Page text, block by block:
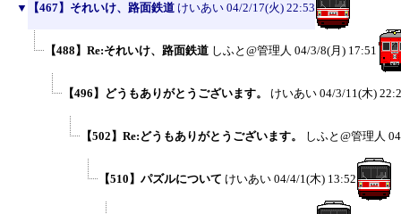
▼ 【467】それいけ、路面鉄道 けいあい 04/2/17(火) 22:53
【488】Re:それいけ、路面鉄道 しふと@管理人 04/3/8(月) 17:51
【496】どうもありがとうございます。 けいあい 04/3/11(木)
【502】Re:どうもありがとうございます。 しふと@管理人
【510】パズルについて けいあい 04/4/1(木) 13:52